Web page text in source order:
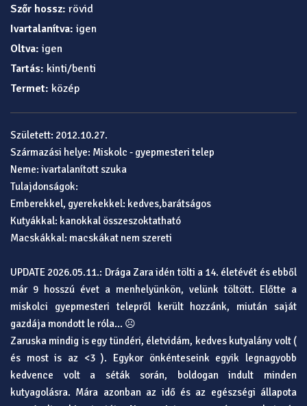
Szőr hossz: rövid
Ivartalanítva: igen
Oltva: igen
Tartás: kinti/benti
Termet: közép
Született: 2012.10.27.
Származási helye: Miskolc - gyepmesteri telep
Neme: ivartalanított szuka
Tulajdonságok:
Emberekkel, gyerekekkel: kedves,barátságos
Kutyákkal: kanokkal összeszoktatható
Macskákkal: macskákat nem szereti
UPDATE 2026.05.11.: Drága Zara idén tölti a 14. életévét és ebből
már 9 hosszú évet a menhelyünkön, velünk töltött. Előtte a
miskolci gyepmesteri telepről került hozzánk, miután saját
gazdája mondott le róla… ☹️
Zaruska mindig is egy tündéri, életvidám, kedves kutyalány volt (
és most is az <3 ). Egykor önkénteseink egyik legnagyobb
kedvence volt a séták során, boldogan indult minden
kutyagolásra. Mára azonban az idő és az egészségi állapota